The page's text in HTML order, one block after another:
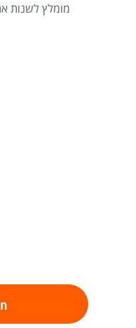
מומלץ לשנות